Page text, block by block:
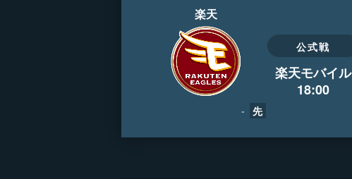
楽天
- 先
公式戦
楽天モバイル
18:00